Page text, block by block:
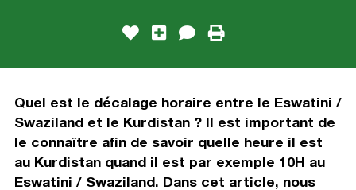
Quel est le décalage horaire entre le Eswatini /
Swaziland et le Kurdistan ? Il est important de
le connaître afin de savoir quelle heure il est
au Kurdistan quand il est par exemple 10H au
Eswatini / Swaziland. Dans cet article, nous